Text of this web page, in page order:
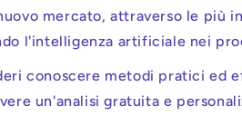
mercato, attraverso le più
l'intelligenza artificiale nei
conoscere metodi pratici ed
un'analisi gratuita e